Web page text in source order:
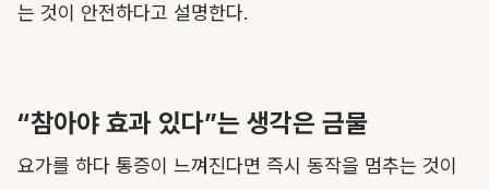
는 것이 안전하다고 설명한다.
“참아야 효과 있다”는 생각은 금물
요가를 하다 통증이 느껴진다면 즉시 동작을 멈추는 것이